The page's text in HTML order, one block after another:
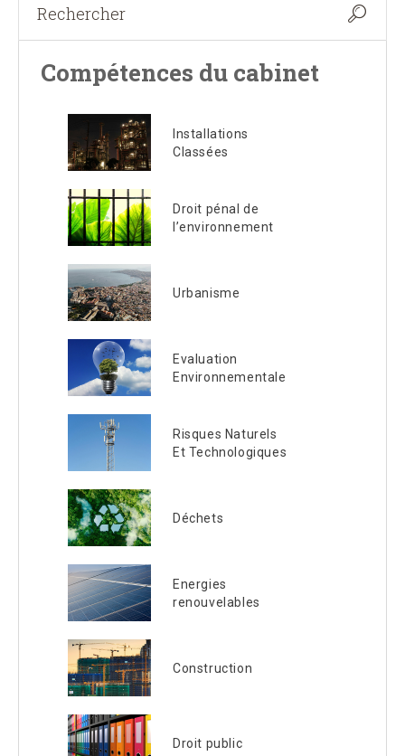
Compétences du cabinet
Installations
Classées
Droit pénal de
l’environnement
Urbanisme
Evaluation
Environnementale
Risques Naturels
Et Technologiques
Déchets
Energies
renouvelables
Construction
Droit public